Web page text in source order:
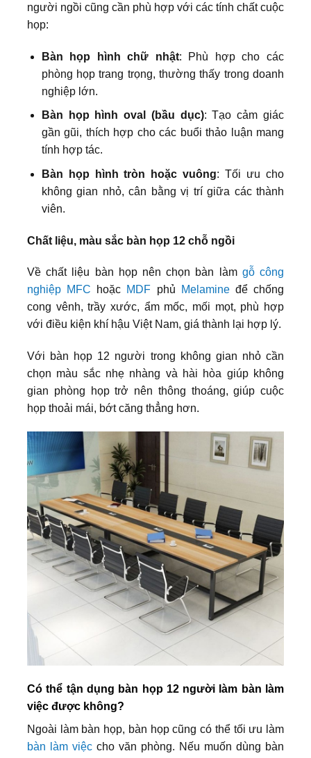
người ngồi cũng cần phù hợp với các tính chất cuộc
họp:
Bàn họp hình chữ nhật: Phù hợp cho các
phòng họp trang trọng, thường thấy trong doanh
nghiệp lớn.
Bàn họp hình oval (bầu dục): Tạo cảm giác
gần gũi, thích hợp cho các buổi thảo luận mang
tính hợp tác.
Bàn họp hình tròn hoặc vuông: Tối ưu cho
không gian nhỏ, cân bằng vị trí giữa các thành
viên.
Chất liệu, màu sắc bàn họp 12 chỗ ngồi
Về chất liệu bàn họp nên chọn bàn làm gỗ công
nghiệp MFC hoặc MDF phủ Melamineđể chống
cong vênh, trầy xước, ẩm mốc, mối mọt, phù hợp
với điều kiện khí hậu Việt Nam, giá thành lại hợp lý.
Với bàn họp 12 người trong không gian nhỏ cần
chọn màu sắc nhẹ nhàng và hài hòa giúp không
gian phòng họp trở nên thông thoáng, giúp cuộc
họp thoải mái, bớt căng thẳng hơn.
Có thể tận dụng bàn họp 12 người làm bàn làm
việc được không?
Ngoài làm bàn họp, bàn họp cũng có thể tối ưu làm
bàn làm việc cho văn phòng. Nếu muốn dùng bàn